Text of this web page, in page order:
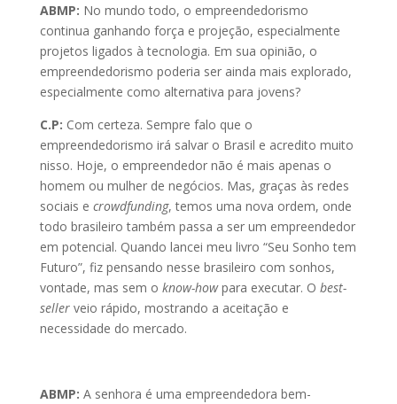
ABMP: No mundo todo, o empreendedorismo
continua ganhando força e projeção, especialmente
projetos ligados à tecnologia. Em sua opinião, o
empreendedorismo poderia ser ainda mais explorado,
especialmente como alternativa para jovens?
C.P: Com certeza. Sempre falo que o
empreendedorismo irá salvar o Brasil e acredito muito
nisso. Hoje, o empreendedor não é mais apenas o
homem ou mulher de negócios. Mas, graças às redes
sociais e crowdfunding, temos uma nova ordem, onde
todo brasileiro também passa a ser um empreendedor
em potencial. Quando lancei meu livro “Seu Sonho tem
Futuro”, fiz pensando nesse brasileiro com sonhos,
vontade, mas sem o know-howpara executar. O best-
sellerveio rápido, mostrando a aceitação e
necessidade do mercado.
ABMP: A senhora é uma empreendedora bem-